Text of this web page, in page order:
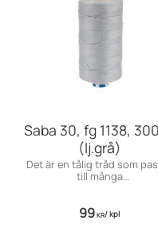
Saba 30, fg 1138,
(lj.grå)
Det är en tålig tråd som
till många
sängar, men även till jeans
effektsömnad.
99KR/kpl